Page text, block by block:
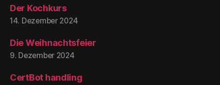
Der Kochkurs
14. Dezember 2024
Die Weihnachtsfeier
9. Dezember 2024
CertBot handling